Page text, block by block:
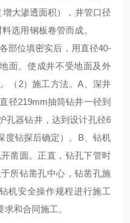
大渗透面积），井管口径
料选用钢板卷管而成。
部位填密实后，用直径40-
面。使成井不受地面及外
（2）施工方法。A、深井
径219mm抽筒钻井一径到
孔器钻井，达到设计孔径6
度钻探后确定）。B、钻机
凿圆。正直，钻孔下管时
所钻凿孔中心，钻凿孔施
机安全操作规程进行施工
和合同施工。